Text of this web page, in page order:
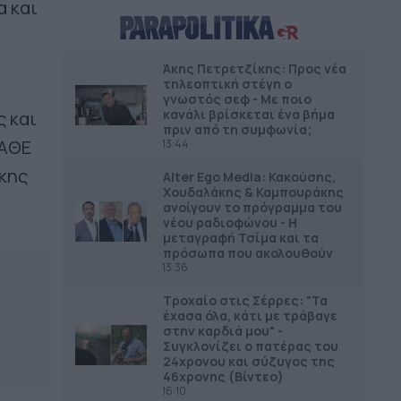
και
και
επανάχρηση του Παλαιού
Γυμνασίου Πύλου
ΔΗΜΟΙ13.06
Βανδαλισμοί στο εκκλησάκι της
Μεταμόρφωσης του Σωτήρος
ΔΗΜΟΙ
Στο 80% η κατασκευή δικτύου
αποχέτευσης στο Μαραθώνα
ΔΗΜΟΙ12.39
Αναστολή λειτουργίας όλων των
παιδικών χαρών στον Δήμο Πέλλας
ΠΕΡΙΦΕΡΕΙΕΣ 12.29
Η ενίσχυση της ελληνικής
βιομηχανίας είναι υπόθεση
Περιφερειακής Ανάπτυξης
Άκης Πετρετζίκης: Προς νέα
τηλεοπτική στέγη ο
γνωστός σεφ - Με ποιο
κανάλι βρίσκεται ένα βήμα
πριν από τη συμφωνία;
13:44
Alter Ego Media: Κακούσης,
Χουδαλάκης & Καμπουράκης
ανοίγουν το πρόγραμμα του
νέου ραδιοφώνου - Η
μεταγραφή Τσίμα και τα
πρόσωπα που ακολουθούν
13:36
Τροχαίο στις Σέρρες: "Τα
έχασα όλα, κάτι με τράβαγε
στην καρδιά μου" -
Συγκλονίζει ο πατέρας του
24χρονου και σύζυγος της
46χρονης (Βίντεο)
16:10